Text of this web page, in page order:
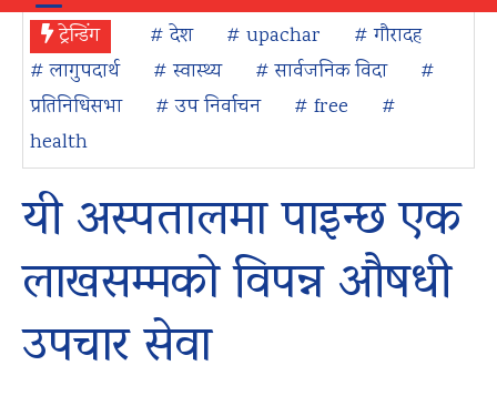
ट्रेन्डिंग # देश # upachar
# गौरादह
# लागुपदार्थ
# स्वास्थ्य # सार्वजनिक विदा
#
प्रतिनिधिसभा
# उप निर्वाचन # free
#
health
यी अस्पतालमा पाइन्छ एक
लाखसम्मको विपन्न औषधी
उपचार सेवा